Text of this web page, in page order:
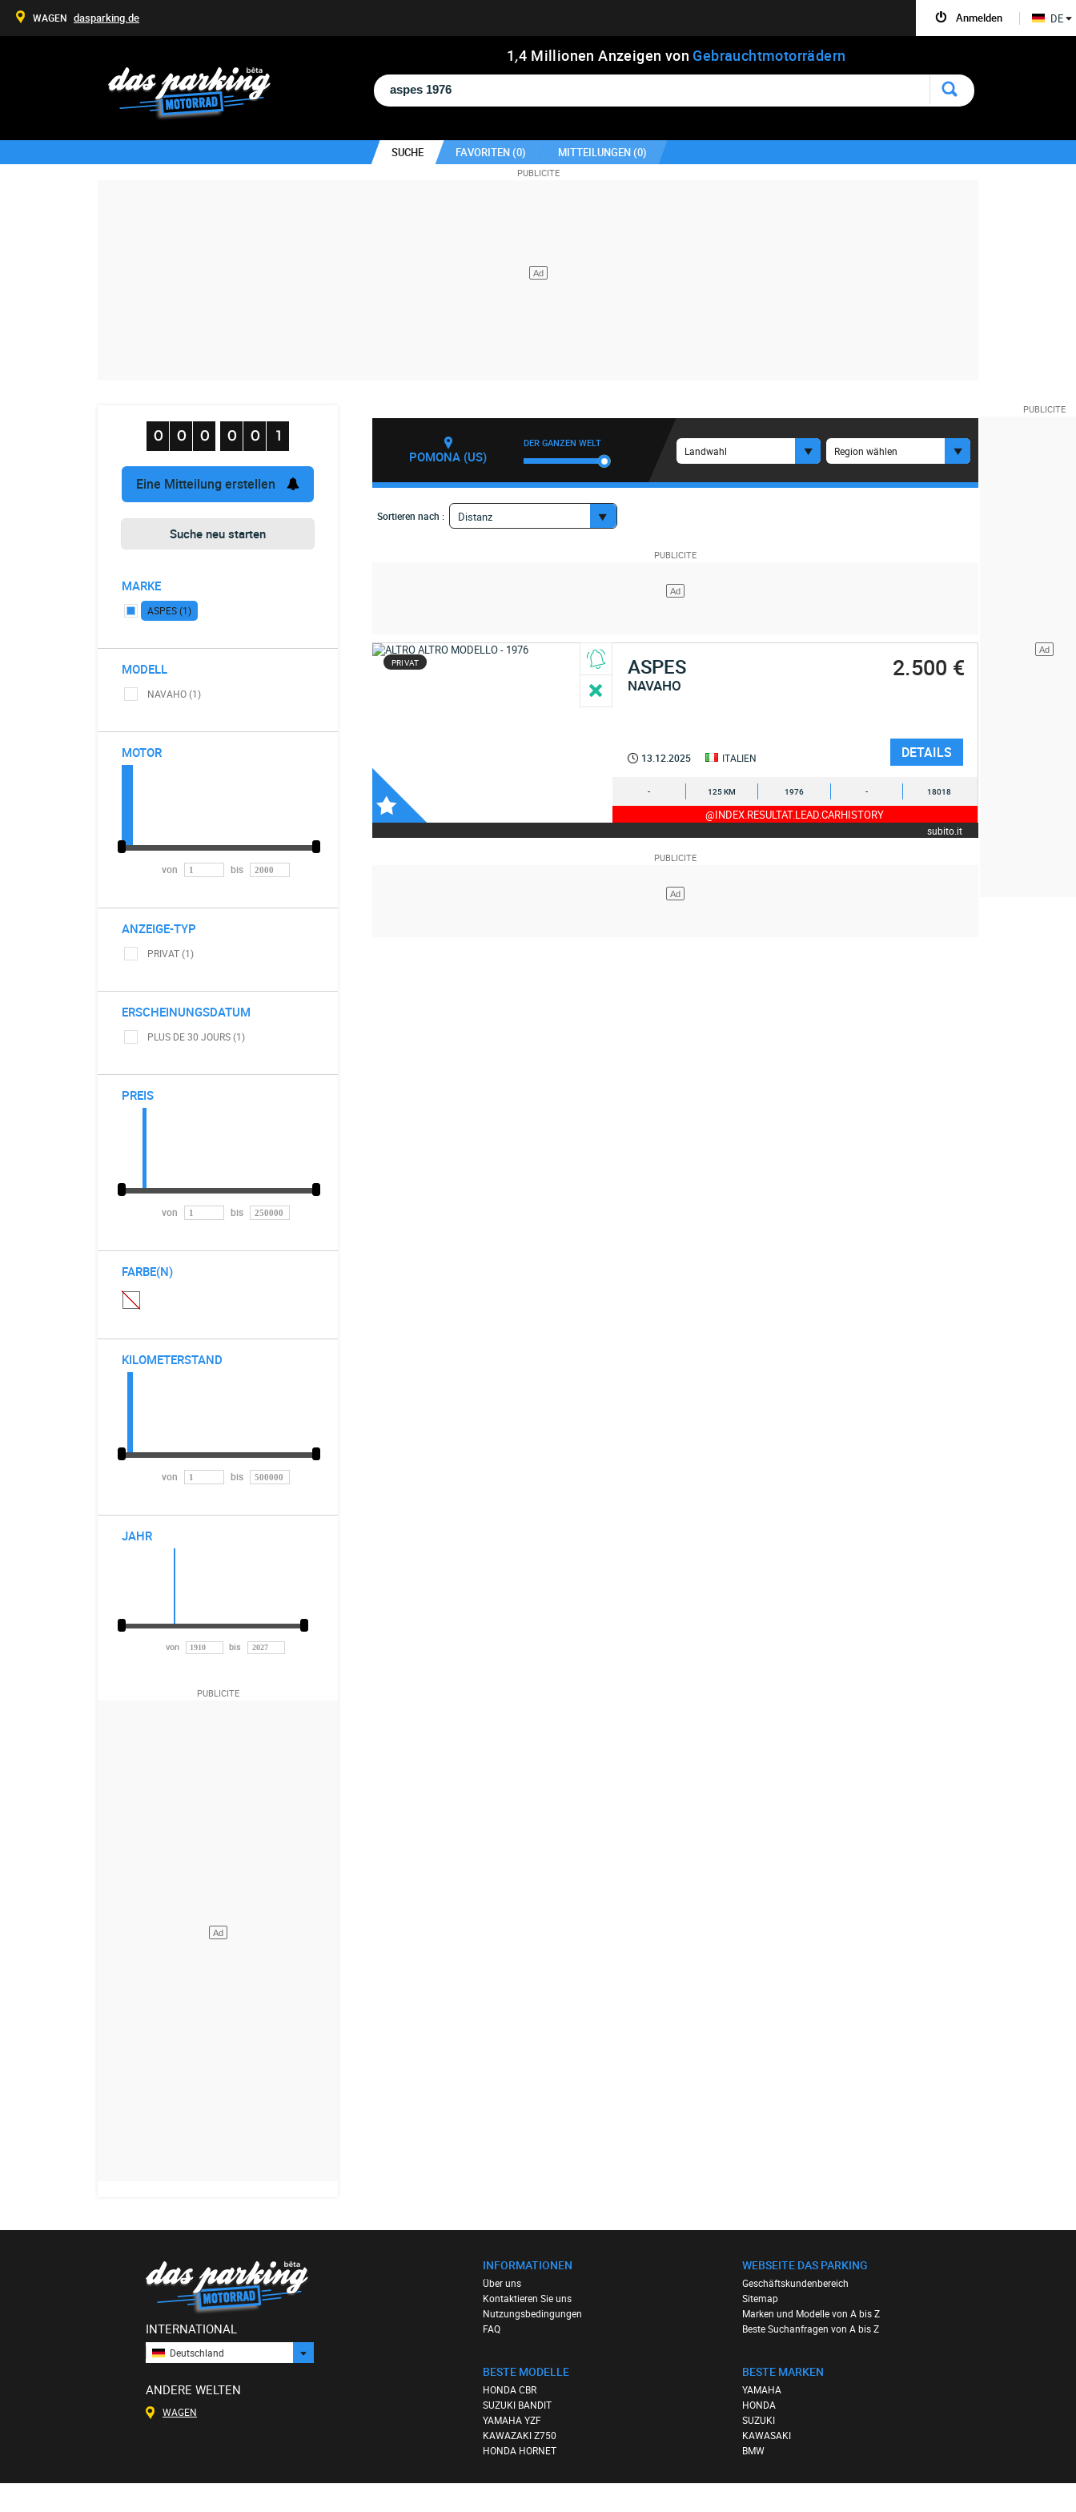
1,4 Millionen Anzeigen von Gebrauchtmotorrädern
SUCHE FAVORITEN (0) MITTEILUNGEN (0)
Eine Mitteilung erstellen
Suche neu starten
MARKE
ASPES (1)
MODELL
NAVAHO (1)
MOTOR
von bis
ANZEIGE-TYP
PRIVAT (1)
ERSCHEINUNGSDATUM
PLUS DE 30 JOURS (1)
PREIS
von bis
FARBE(N)
KILOMETERSTAND
von bis
JAHR
POMONA (US)
DER GANZEN WELT
Landwahl Region wählen
Sortieren nach : Distanz
PRIVAT ASPES
NAVAHO
2.500 €
13.12.2025 ITALIEN DETAILS
- 125 KM 1976 - 18018
@INDEX.RESULTAT.LEAD.CARHISTORY
subito.it
INTERNATIONAL
Deutschland
ANDERE WELTEN
WAGEN
INFORMATIONEN
Über uns
Kontaktieren Sie uns
Nutzungsbedingungen
FAQ
BESTE MODELLE
HONDA CBR
SUZUKI BANDIT
YAMAHA YZF
KAWAZAKI Z750
HONDA HORNET
WEBSEITE DAS PARKING
Geschäftskundenbereich
Sitemap
Marken und Modelle von A bis Z
Beste Suchanfragen von A bis Z
BESTE MARKEN
YAMAHA
HONDA
SUZUKI
KAWASAKI
BMW
Anmelden
WAGEN dasparking.de DE